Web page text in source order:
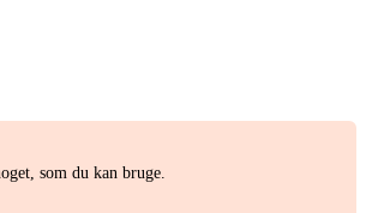
som du kan bruge.